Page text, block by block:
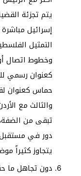
يتم تجزئة
إسرائيل
التمثيل
وخطوط اتصال
كعنوان رسمي
حماس كعنوان
والثالث مع
تبقى من
دور في
يتجاوز كثيراً
دون تجاهل ما